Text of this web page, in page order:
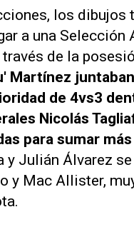
los
a una
de la
Martínez
de 4vs3
Nicolás
para sumar
y Julián Álvarez
y Mac Allister,